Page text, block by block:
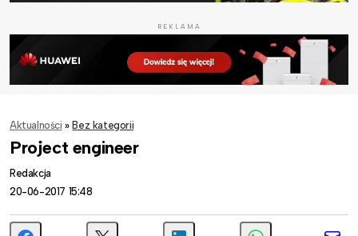
REKLAMA
Aktualności » Bez kategorii
Project engineer
Redakcja
20-06-2017 15:48